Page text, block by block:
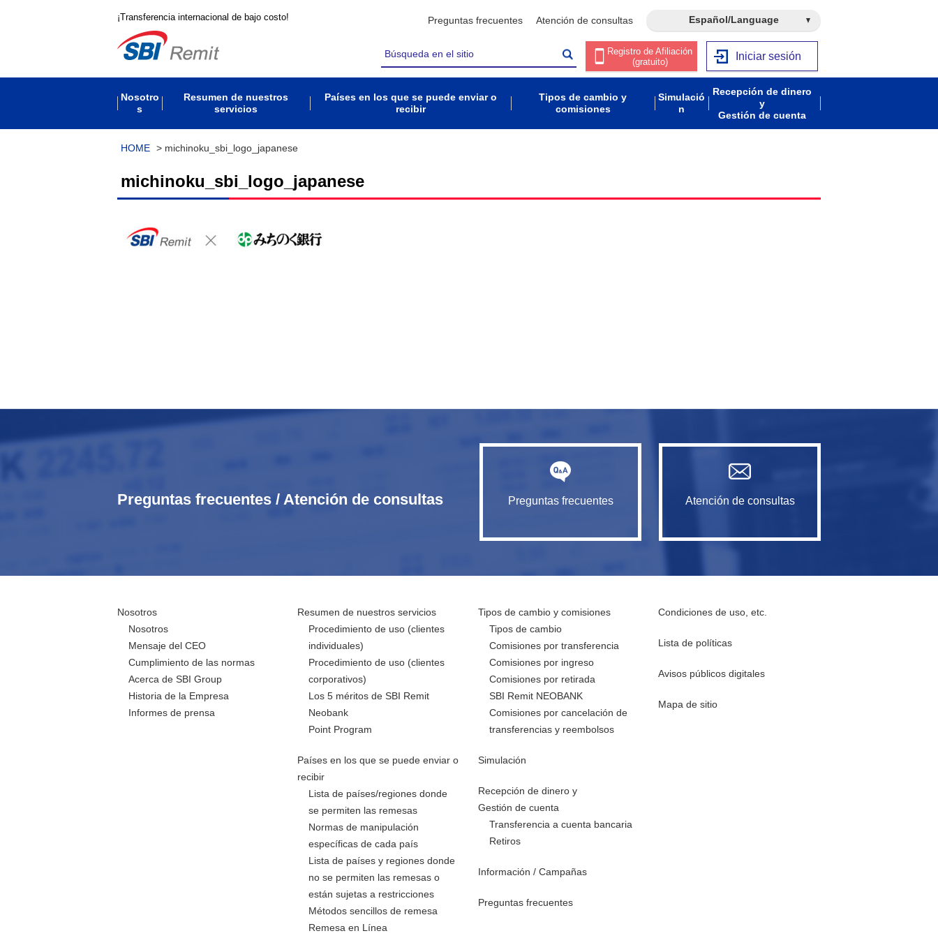
¡Transferencia internacional de bajo costo! Preguntas frecuentes Atención de consultas Español/Language
Registro de Afiliación
(gratuito)
Iniciar sesión
Nosotro
s
Resumen de nuestros
servicios
Países en los que se puede enviar o
recibir
Tipos de cambio y
comisiones
Simulació
n
Recepción de dinero
y
Gestión de cuenta
HOME > michinoku_sbi_logo_japanese
michinoku_sbi_logo_japanese
Preguntas frecuentes / Atención de consultas Preguntas frecuentes Atención de consultas
Nosotros
Nosotros
Mensaje del CEO
Cumplimiento de las normas
Acerca de SBI Group
Historia de la Empresa
Informes de prensa
Resumen de nuestros servicios
Procedimiento de uso (clientes
individuales)
Procedimiento de uso (clientes
corporativos)
Los 5 méritos de SBI Remit
Neobank
Point Program
Países en los que se puede enviar o
recibir
Lista de países/regiones donde
se permiten las remesas
Normas de manipulación
específicas de cada país
Lista de países y regiones donde
no se permiten las remesas o
están sujetas a restricciones
Métodos sencillos de remesa
Remesa en Línea
Tipos de cambio y comisiones
Tipos de cambio
Comisiones por transferencia
Comisiones por ingreso
Comisiones por retirada
SBI Remit NEOBANK
Comisiones por cancelación de
transferencias y reembolsos
Simulación
Recepción de dinero y
Gestión de cuenta
Transferencia a cuenta bancaria
Retiros
Información / Campañas
Preguntas frecuentes
Condiciones de uso, etc.
Lista de políticas
Avisos públicos digitales
Mapa de sitio